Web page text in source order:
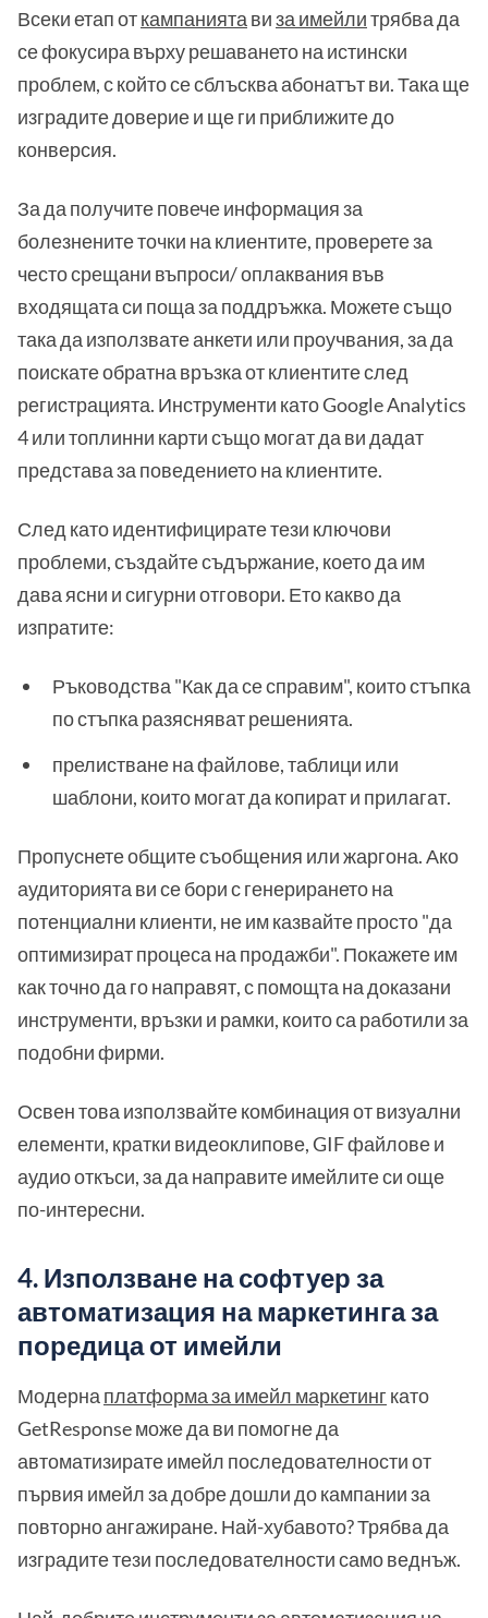
Всеки етап откампанията виза имейлитрябва да
се фокусира върху решаването на истински
проблем, с който се сблъсква абонатът ви. Така ще
изградите доверие и ще ги приближите до
конверсия.
За да получите повече информация за
болезнените точки на клиентите, проверете за
често срещани въпроси/ оплаквания във
входящата си поща за поддръжка. Можете също
така да използвате анкети или проучвания, за да
поискате обратна връзка от клиентите след
регистрацията. Инструменти като Google Analytics
4 или топлинни карти също могат да ви дадат
представа за поведението на клиентите.
След като идентифицирате тези ключови
проблеми, създайте съдържание, което да им
дава ясни и сигурни отговори. Ето какво да
изпратите:
Ръководства "Как да се справим", които стъпка
по стъпка разясняват решенията.
прелистване на файлове, таблици или
шаблони, които могат да копират и прилагат.
Пропуснете общите съобщения или жаргона. Ако
аудиторията ви се бори с генерирането на
потенциални клиенти, не им казвайте просто "да
оптимизират процеса на продажби". Покажете им
как точно да го направят, с помощта на доказани
инструменти, връзки и рамки, които са работили за
подобни фирми.
Освен това използвайте комбинация от визуални
елементи, кратки видеоклипове, GIF файлове и
аудио откъси, за да направите имейлите си още
по-интересни.
4. Използване на софтуер за
автоматизация на маркетинга за
поредица от имейли
Модерна платформа за имейл маркетинг като
GetResponse може да ви помогне да
автоматизирате имейл последователности от
първия имейл за добре дошли до кампании за
повторно ангажиране. Най-хубавото? Трябва да
изградите тези последователности само веднъж.